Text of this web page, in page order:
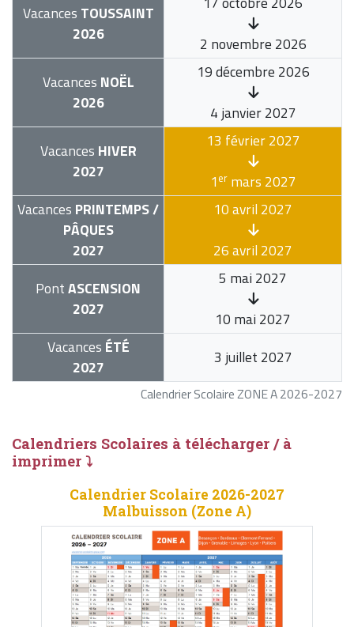
Calendrier Scolaire ZONE A 2026-2027
Vacances TOUSSAINT
2026
2 novembre 2026
Vacances NOËL
2026
19 décembre 2026
4 janvier 2027
Vacances HIVER
2027
13 février 2027
1ermars 2027
Vacances PRINTEMPS /
PÂQUES
2027
10 avril 2027
26 avril 2027
PontASCENSION
2027
5 mai 2027
10 mai 2027
Vacances ÉTÉ
2027
3 juillet 2027
Calendriers Scolaires à télécharger / à
imprimer ⤵
Calendrier Scolaire 2026-2027
Malbuisson (Zone A)